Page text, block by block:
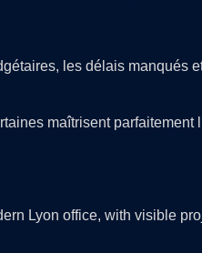
les délais manqués
maîtrisent parfaitement